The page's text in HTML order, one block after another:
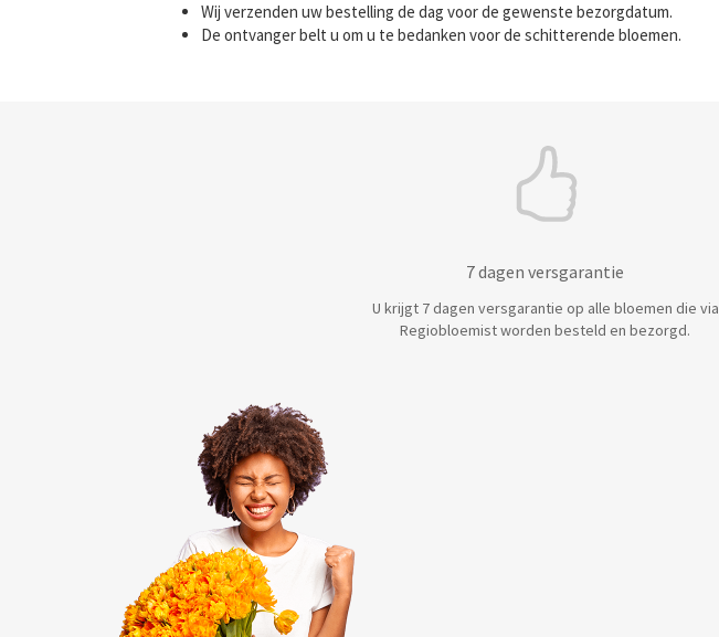
Wij verzenden uw bestelling de dag voor de gewenste bezorgdatum.
De ontvanger belt u om u te bedanken voor de schitterende bloemen.
7 dagen versgarantie
U krijgt 7 dagen versgarantie op alle bloemen die via
Regiobloemist worden besteld en bezorgd.